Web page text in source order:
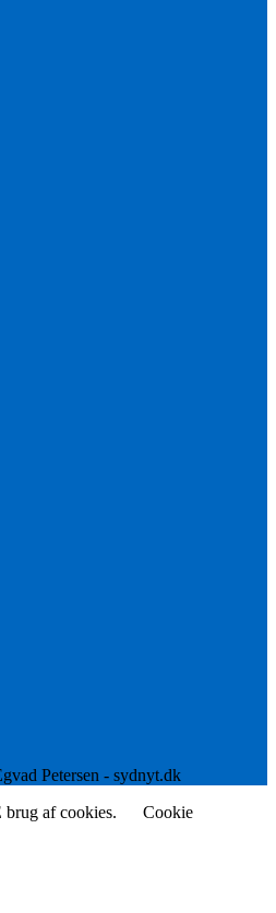
Petersen - sydnyt.dk
af cookies.
Cookie